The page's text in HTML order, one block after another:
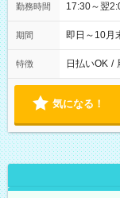
勤務時間 17:30～翌
期間 即日～10月
特徴 日払いOK /
気になる！